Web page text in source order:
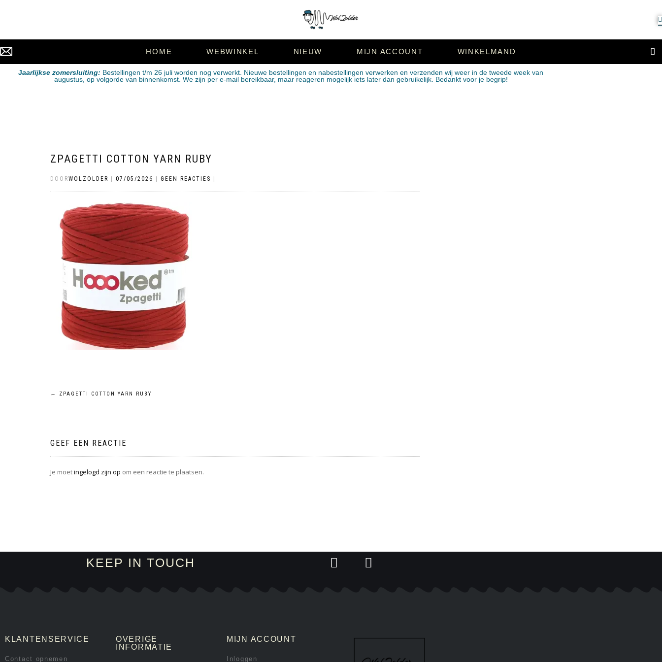
HOME WEBWINKEL NIEUW MIJN ACCOUNT WINKELMAND
Jaarlijkse zomersluiting: Bestellingen t/m 26 juli worden nog verwerkt. Nieuwe bestellingen en nabestellingen verwerken en verzenden wij weer in de tweede week van
augustus, op volgorde van binnenkomst. We zijn per e-mail bereikbaar, maar reageren mogelijk iets later dan gebruikelijk. Bedankt voor je begrip!
ZPAGETTI COTTON YARN RUBY
DOORWOLZOLDER 07/05/2026 GEEN REACTIES
← ZPAGETTI COTTON YARN RUBY
GEEF EEN REACTIE
Je moetingelogd zijn op om een reactie te plaatsen.
KEEP IN TOUCH
KLANTENSERVICE
Contact opnemen
OVERIGE
INFORMATIE
MIJN ACCOUNT
Inloggen